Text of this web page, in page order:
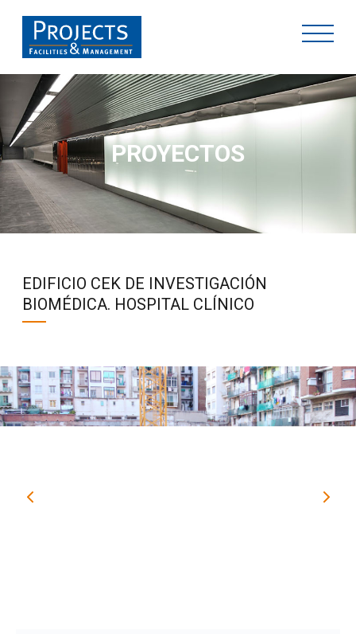
PROYECTOS
EDIFICIO CEK DE INVESTIGACIÓN
BIOMÉDICA. HOSPITAL CLÍNICO